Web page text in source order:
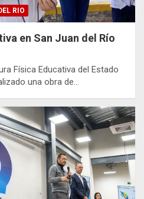
RIO
en San Juan del Río
Física Educativa del Estado
una obra de…